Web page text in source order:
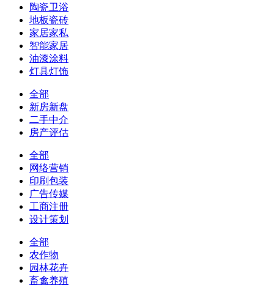
陶瓷卫浴
地板瓷砖
家居家私
智能家居
油漆涂料
灯具灯饰
全部
新房新盘
二手中介
房产评估
全部
网络营销
印刷包装
广告传媒
工商注册
设计策划
全部
农作物
园林花卉
畜禽养殖